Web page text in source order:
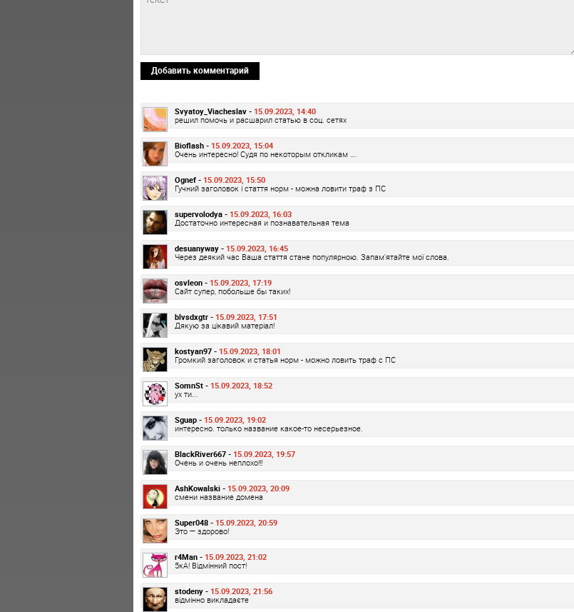
Добавить комментарий
Svyatoy_Viacheslav - 15.09.2023, 14:40
решил помочь и расшарил статью в соц. сетях
Bioflash - 15.09.2023, 15:04
Очень интересно! Судя по некоторым откликам ….
Ognef - 15.09.2023, 15:50
Гучний заголовок і стаття норм - можна ловити траф з ПС
supervolodya - 15.09.2023, 16:03
Достаточно интересная и познавательная тема
desuanyway - 15.09.2023, 16:45
Через деякий час Ваша стаття стане популярною. Запам'ятайте мої слова.
osvleon - 15.09.2023, 17:19
Сайт супер, побольше бы таких!
blvsdxgtr - 15.09.2023, 17:51
Дякую за цікавий матеріал!
kostyan97 - 15.09.2023, 18:01
Громкий заголовок и статья норм - можно ловить траф с ПС
SomnSt - 15.09.2023, 18:52
ух ти...
Sguap - 15.09.2023, 19:02
интересно. только название какое-то несерьезное.
BlackRiver667 - 15.09.2023, 19:57
Очень и очень неплохо!!!
AshKowalski - 15.09.2023, 20:09
смени название домена
Super048 - 15.09.2023, 20:59
Это — здорово!
r4Man - 15.09.2023, 21:02
5кА! Відмінний пост!
stodeny - 15.09.2023, 21:56
відмінно викладаєте